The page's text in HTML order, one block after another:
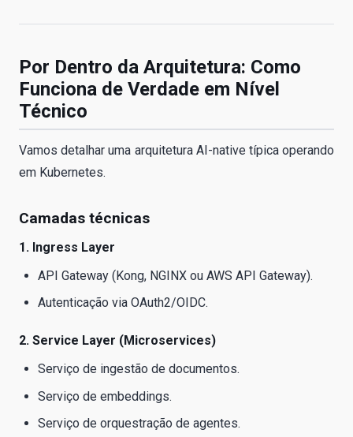
Por Dentro da Arquitetura: Como
Funciona de Verdade em Nível
Técnico
Vamos detalhar uma arquitetura AI-native típica operando
em Kubernetes.
Camadas técnicas
1. Ingress Layer
API Gateway (Kong, NGINX ou AWS API Gateway).
Autenticação via OAuth2/OIDC.
2. Service Layer (Microservices)
Serviço de ingestão de documentos.
Serviço de embeddings.
Serviço de orquestração de agentes.